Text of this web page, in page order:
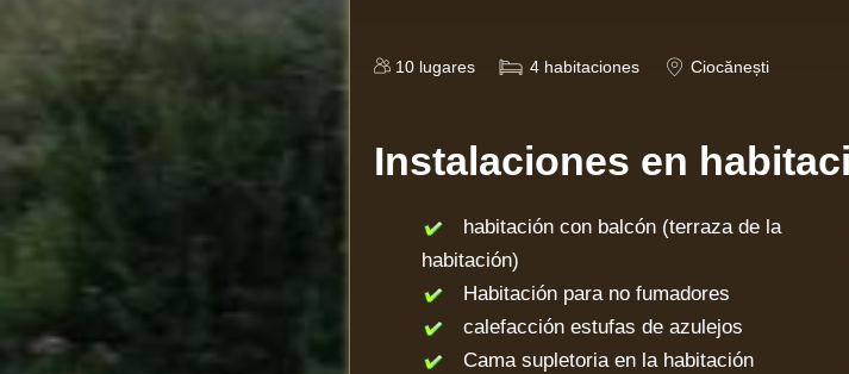
10 lugares 4 habitaciones Ciocănești
Instalaciones en
habitación con balcón (terraza de la
habitación)
Habitación para no fumadores
calefacción estufas de azulejos
Cama supletoria en la habitación